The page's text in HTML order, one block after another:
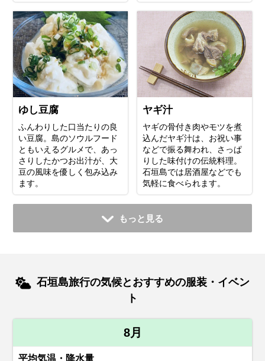
ゆし豆腐
ふんわりした口当たりの良
い豆腐。島のソウルフード
ともいえるグルメで、あっ
さりしたかつお出汁が、大
豆の風味を優しく包み込み
ます。
ヤギ汁
ヤギの骨付き肉やモツを煮
込んだヤギ汁は、お祝い事
などで振る舞われ、さっぱ
りした味付けの伝統料理。
石垣島では居酒屋などでも
気軽に食べられます。
もっと見る
石垣島旅行の気候とおすすめの服装・イベン
ト
8月
平均気温・降水量